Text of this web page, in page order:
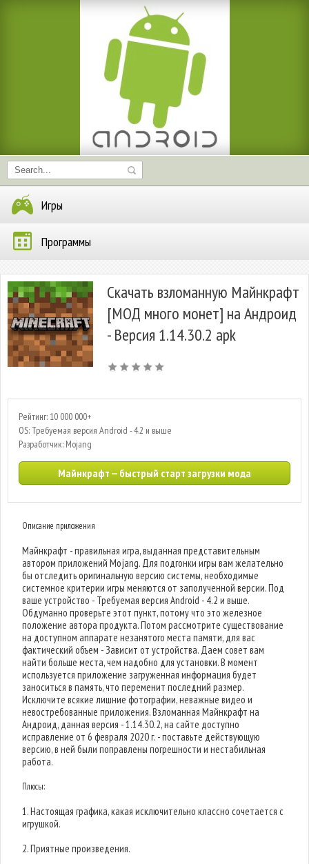
Игры
Программы
Скачать взломанную Майнкрафт
[МОД много монет] на Андроид
- Версия 1.14.30.2 apk
Рейтинг: 10 000 000+
OS: Требуемая версия Android - 4.2 и выше
Разработчик: Mojang
Майнкрафт — быстрый старт загрузки мода
Описание приложения
Майнкрафт - правильная игра, выданная представительным
автором приложений Mojang. Для подгонки игры вам желательно
бы отследить оригинальную версию системы, необходимые
системное критерии игры меняются от заполученной версии. Под
ваше устройство - Требуемая версия Android - 4.2 и выше.
Обдуманно проверьте этот пункт, потому что это железное
положение автора продукта. Потом рассмотрите существование
на доступном аппарате незанятого места памяти, для вас
фактический объем - Зависит от устройства. Даем совет вам
найти больше места, чем надобно для установки. В момент
используется приложение загруженная информация будет
заноситься в память, что переменит последний размер.
Исключите всякие лишние фотографии, неважные видео и
невостребованные приложения. Взломанная Майнкрафт на
Андроид, данная версия - 1.14.30.2, на сайте доступно
исправление от 6 февраля 2020 г. - поставьте действующую
версию, в ней были поправлены погрешности и нестабильная
работа.
Плюсы:
1. Настоящая графика, какая исключительно классно сочетается с
игрушкой.
2. Приятные произведения.